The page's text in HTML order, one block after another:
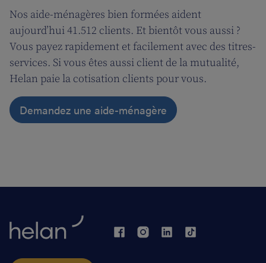
Nos aide-ménagères bien formées aident
aujourd’hui 41.512 clients. Et bientôt vous aussi ?
Vous payez rapidement et facilement avec des titres-
services. Si vous êtes aussi client de la mutualité,
Helan paie la cotisation clients pour vous.
Demandez une aide-ménagère